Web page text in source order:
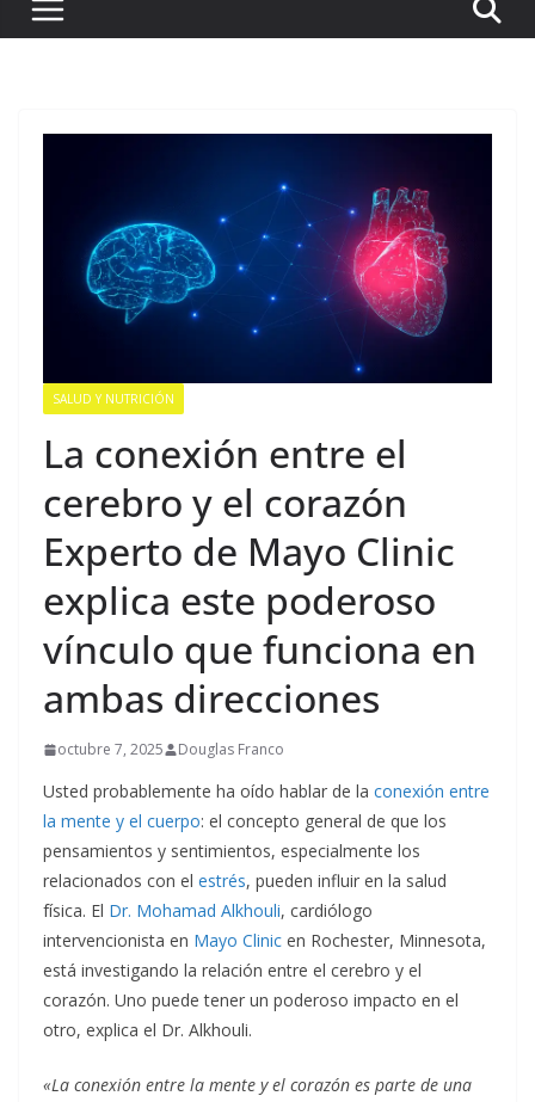
SALUD Y NUTRICIÓN
La conexión entre el
cerebro y el corazón
Experto de Mayo Clinic
explica este poderoso
vínculo que funciona en
ambas direcciones
octubre 7, 2025 Douglas Franco
Usted probablemente ha oído hablar de la conexión entre
la mente y el cuerpo: el concepto general de que los
pensamientos y sentimientos, especialmente los
relacionados con el estrés, pueden influir en la salud
física. El Dr. Mohamad Alkhouli, cardiólogo
intervencionista en Mayo Clinic en Rochester, Minnesota,
está investigando la relación entre el cerebro y el
corazón. Uno puede tener un poderoso impacto en el
otro, explica el Dr. Alkhouli.
«La conexión entre la mente y el corazón es parte de una